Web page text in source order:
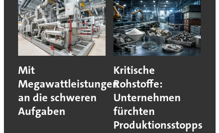
Mit
Megawattleistungen
an die schweren
Aufgaben
Kritische
Rohstoffe:
Unternehmen
fürchten
Produktionsstopps